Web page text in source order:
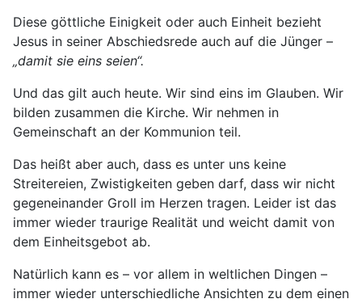
Diese göttliche Einigkeit oder auch Einheit bezieht
Jesus in seiner Abschiedsrede auch auf die Jünger –
„damit sie eins seien“.
Und das gilt auch heute. Wir sind eins im Glauben. Wir
bilden zusammen die Kirche. Wir nehmen in
Gemeinschaft an der Kommunion teil.
Das heißt aber auch, dass es unter uns keine
Streitereien, Zwistigkeiten geben darf, dass wir nicht
gegeneinander Groll im Herzen tragen. Leider ist das
immer wieder traurige Realität und weicht damit von
dem Einheitsgebot ab.
Natürlich kann es – vor allem in weltlichen Dingen –
immer wieder unterschiedliche Ansichten zu dem einen